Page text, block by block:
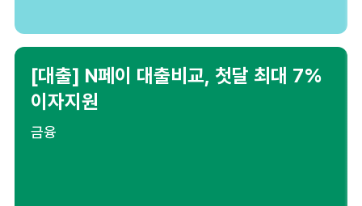
[대출] N페이 대출비교, 첫달 최대 7%
이자지원
금융